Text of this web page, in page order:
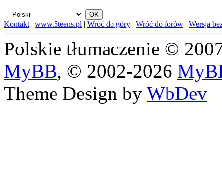
Kontakt | www.5teens.pl | Wróć do góry | Wróć do forów | Wersja
Polskie tłumaczenie ©
MyBB, © 2002-2026
Theme Design by WbDev